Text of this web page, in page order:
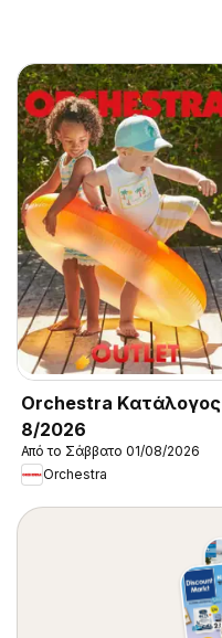
Orchestra Kατάλογος
8/2026
Από το Σάββατο 01/08/2026
Orchestra